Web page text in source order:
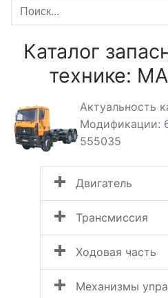
Каталог
технике:
Актуальность
Модификации:
555035
Двигатель
Трансмиссия
Ходовая часть
Механизмы